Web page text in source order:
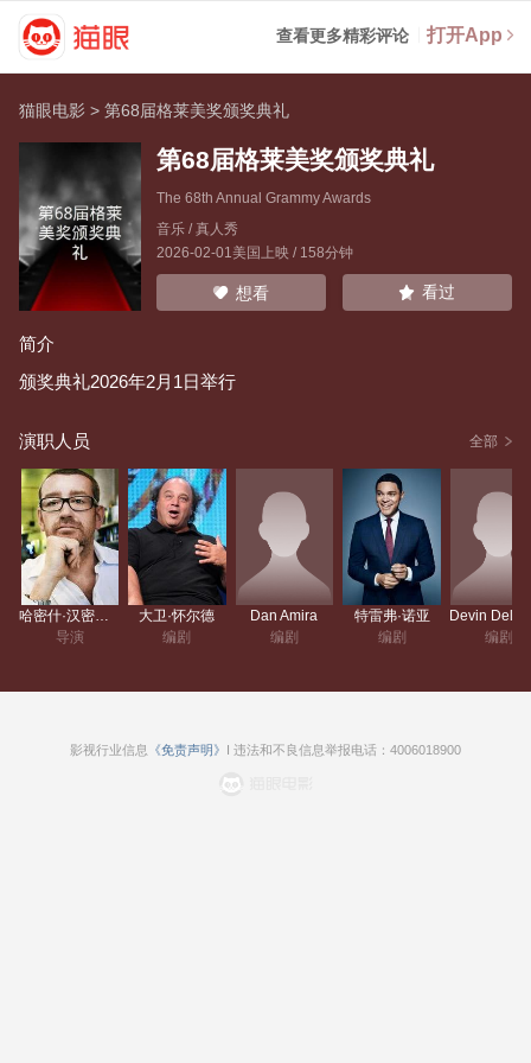
查看更多精彩评论 打开App
猫眼电影 >第68届格莱美奖颁奖典礼
第68届格莱美奖颁奖典礼
The 68th Annual Grammy Awards
音乐 / 真人秀
2026-02-01美国上映 / 158分钟
想看 看过
简介
颁奖典礼2026年2月1日举行
演职人员 全部
哈密什·汉密尔顿
导演
大卫·怀尔德
编剧
Dan Amira
编剧
特雷弗·诺亚
编剧
编剧
影视行业信息 《免责声明》 I 违法和不良信息举报电话：4006018900